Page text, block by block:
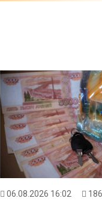
06.08.2026 16:02 186